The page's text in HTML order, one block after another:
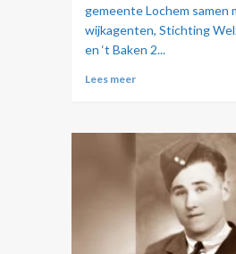
gemeente Lochem samen
wijkagenten, Stichting
en ‘t Baken 2...
Lees meer